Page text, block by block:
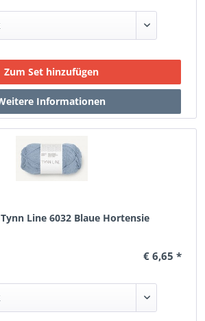
Tynn Line 6032 Blaue Hortensie
€ 6,65 *